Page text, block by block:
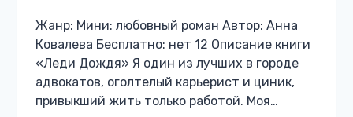
Жанр: Мини: любовный роман Автор: Анна
Ковалева Бесплатно: нет 12 Описание книги
«Леди Дождя» Я один из лучших в городе
адвокатов, оголтелый карьерист и циник,
привыкший жить только работой. Моя…